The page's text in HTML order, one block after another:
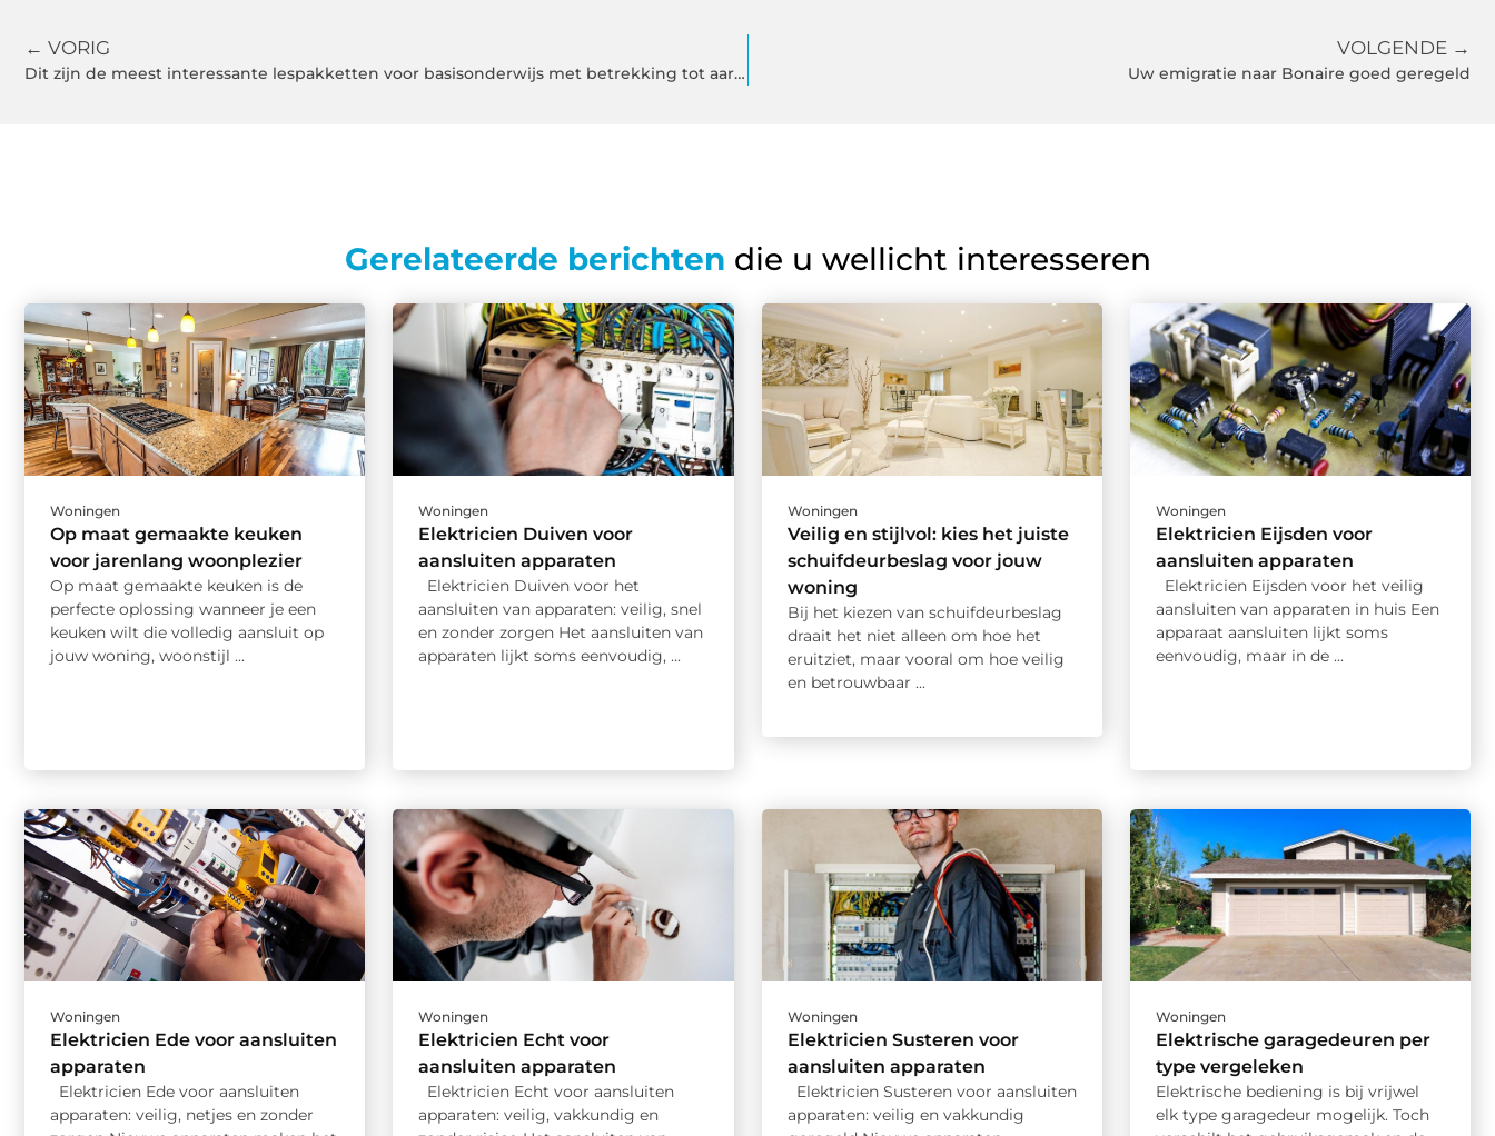
← VORIG
Dit zijn de meest interessante lespakketten voor basisonderwijs met betrekking tot aardrijkskunde
VOLGENDE →
Uw emigratie naar Bonaire goed geregeld
Gerelateerde berichten die u wellicht interesseren
Woningen
Op maat gemaakte keuken
voor jarenlang woonplezier
Op maat gemaakte keuken is de
perfecte oplossing wanneer je een
keuken wilt die volledig aansluit op
jouw woning, woonstijl ...
Woningen
Elektricien Duiven voor
aansluiten apparaten
Elektricien Duiven voor het
aansluiten van apparaten: veilig, snel
en zonder zorgen Het aansluiten van
apparaten lijkt soms eenvoudig, ...
Woningen
Veilig en stijlvol: kies het juiste
schuifdeurbeslag voor jouw
woning
Bij het kiezen van schuifdeurbeslag
draait het niet alleen om hoe het
eruitziet, maar vooral om hoe veilig
en betrouwbaar ...
Woningen
Elektricien Eijsden voor
aansluiten apparaten
Elektricien Eijsden voor het veilig
aansluiten van apparaten in huis Een
apparaat aansluiten lijkt soms
eenvoudig, maar in de ...
Woningen
Elektricien Ede voor aansluiten
apparaten
Elektricien Ede voor aansluiten
apparaten: veilig, netjes en zonder
Woningen
Elektricien Echt voor
aansluiten apparaten
Elektricien Echt voor aansluiten
apparaten: veilig, vakkundig en
Woningen
Elektricien Susteren voor
aansluiten apparaten
Elektricien Susteren voor aansluiten
apparaten: veilig en vakkundig
Woningen
Elektrische garagedeuren per
type vergeleken
Elektrische bediening is bij vrijwel
elk type garagedeur mogelijk. Toch